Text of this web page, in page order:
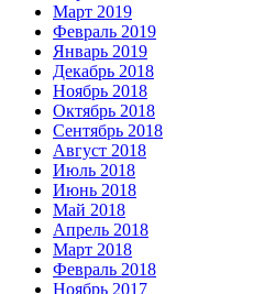
Март 2019
Февраль 2019
Январь 2019
Декабрь 2018
Ноябрь 2018
Октябрь 2018
Сентябрь 2018
Август 2018
Июль 2018
Июнь 2018
Май 2018
Апрель 2018
Март 2018
Февраль 2018
Ноябрь 2017